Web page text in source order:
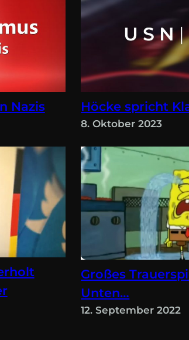
Nazis Höcke spricht
8. Oktober 2023
Großes
Unten…
12. September 2022